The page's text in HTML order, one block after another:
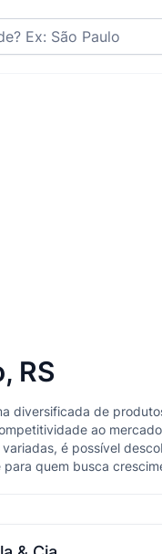
RS
diversificada de
ao
é possível
quem busca